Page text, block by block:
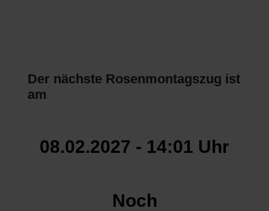
Der nächste Rosenmontagszug ist
am
08.02.2027 - 14:01 Uhr
Noch